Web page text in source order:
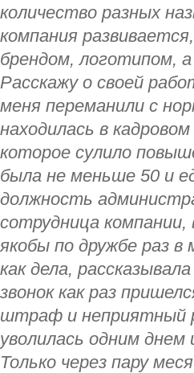
количество разных
компания
брендом, логотипом,
Расскажу о своей
меня переманили с
находилась в
которое сулило
была не меньше 50 и
должность
сотрудница
якобы по дружбе раз
как дела,
звонок как раз
штраф и неприятный
уволилась одним днем
Только через пару